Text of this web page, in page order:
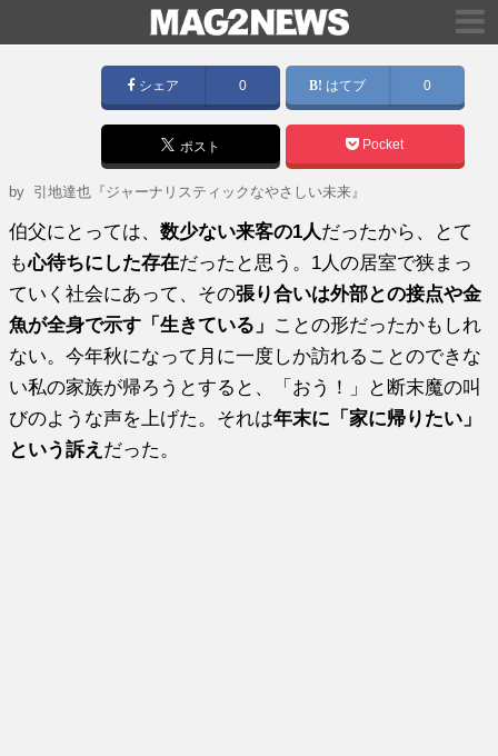
シェア 0 はてブ 0
ポスト Pocket
by 引地達也『ジャーナリスティックなやさしい未来』
伯父にとっては、数少ない来客の1人だったから、とて
も心待ちにした存在だったと思う。1人の居室で狭まっ
ていく社会にあって、その張り合いは外部との接点や金
魚が全身で示す「生きている」 ことの形だったかもしれ
ない。今年秋になって月に一度しか訪れることのできな
い私の家族が帰ろうとすると、「おう！」と断末魔の叫
びのような声を上げた。それは年末に「家に帰りたい」
という訴え だった。